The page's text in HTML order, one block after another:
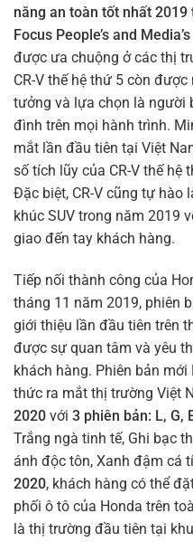
năng an toàn tốt nhất
Focus People’s and
được ưa chuộng ở các thị
CR-V thế hệ thứ 5 còn
tưởng và lựa chọn là người
đình trên mọi hành trình.
mắt lần đầu tiên tại Việt
số tích lũy của CR-V thế hệ
Đặc biệt, CR-V cũng tự hào
khúc SUV trong năm 2019
giao đến tay khách hàng.
Tiếp nối thành công của
tháng 11 năm 2019, phiên
giới thiệu lần đầu tiên trên
được sự quan tâm và yêu
khách hàng. Phiên bản mới
thức ra mắt thị trường Việt
2020 với 3 phiên bản: L, G,
Trắng ngà tinh tế, Ghi bạc
ánh độc tôn, Xanh đậm cá
2020, khách hàng có thể
phối ô tô của Honda trên
là thị trường đầu tiên tại